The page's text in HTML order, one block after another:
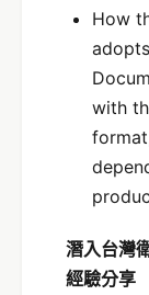
How
with
潛入台灣
經驗分享